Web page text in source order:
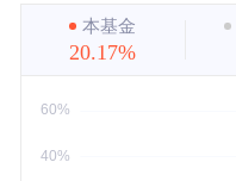
本基金
20.17%